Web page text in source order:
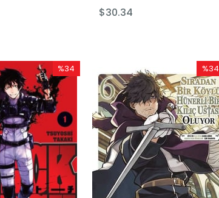
$30.34
%34
İndirim
%34İndirim
%34
İndirim